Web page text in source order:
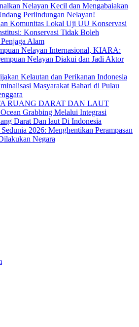
Nelayan Kecil dan Mengabaiakan
Perlindungan Nelayan!
Komunitas Lokal Uji UU Konservasi
Konservasi Tidak Boleh
Alam
Nelayan Internasional, KIARA:
Nelayan Diakui dan Jadi Aktor
Kelautan dan Perikanan Indonesia
Masyarakat Bahari di Pulau
RUANG DARAT DAN LAUT
Grabbing Melalui Integrasi
Darat Dan laut Di Indonesia
2026: Menghentikan Perampasan
Negara